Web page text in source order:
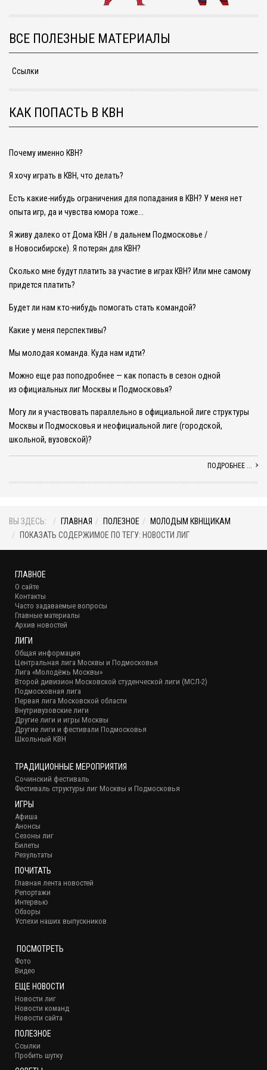
ВСЕ ПОЛЕЗНЫЕ МАТЕРИАЛЫ
Ссылки
КАК ПОПАСТЬ В КВН
Почему именно КВН?
Я хочу играть в КВН, что делать?
Есть какие-нибудь ограничения для попадания в КВН? У меня нет
опыта игр, да и чувства юмора тоже...
Я живу далеко от Дома КВН / в дальнем Подмосковье /
в Новосибирске). Я потерян для КВН?
Сколько мне будут платить за участие в играх КВН? Или мне самому
придется платить?
Будет ли нам кто-нибудь помогать стать командой?
Какие у меня перспективы?
Мы молодая команда. Куда нам идти?
Можно еще раз поподробнее — как попасть в сезон одной
из официальных лиг Москвы и Подмосковья?
Могу ли я участвовать параллельно в официальной лиге структуры
Москвы и Подмосковья и неофициальной лиге (городской,
школьной, вузовской)?
ПОДРОБНЕЕ ...
ВЫ ЗДЕСЬ: ГЛАВНАЯ ПОЛЕЗНОЕ
МОЛОДЫМ КВНЩИКАМ
ПОКАЗАТЬ СОДЕРЖИМОЕ ПО ТЕГУ: НОВОСТИ ЛИГ
ГЛАВНОЕ
О сайте
Контакты
Часто задаваемые вопросы
Главные материалы
Архив новостей
ЛИГИ
Общая информация
Центральная лига Москвы и Подмосковья
Лига «Молодёжь Москвы»
Второй дивизион Московской студенческой лиги (МСЛ-2)
Подмосковная лига
Первая лига Московской области
Внутривузовские лиги
Другие лиги и игры Москвы
Другие лиги и фестивали Подмосковья
Школьный КВН
ТРАДИЦИОННЫЕ МЕРОПРИЯТИЯ
Сочинский фестиваль
Фестиваль структуры лиг Москвы и Подмосковья
ИГРЫ
Афиша
Анонсы
Сезоны лиг
Билеты
Результаты
ПОЧИТАТЬ
Главная лента новостей
Репортажи
Интервью
Обзоры
Успехи наших выпускников
ПОСМОТРЕТЬ
Фото
Видео
ЕЩЕ НОВОСТИ
Новости лиг
Новости команд
Новости сайта
ПОЛЕЗНОЕ
Ссылки
Пробить шутку